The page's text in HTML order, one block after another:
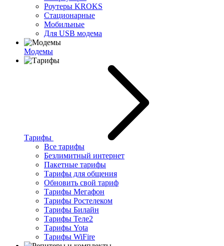
Роутеры KROKS
Стационарные
Мобильные
Для USB модема
Модемы
Тарифы
Все тарифы
Безлимитный интернет
Пакетные тарифы
Тарифы для общения
Обновить свой тариф
Тарифы Мегафон
Тарифы Ростелеком
Тарифы Билайн
Тарифы Теле2
Тарифы Yota
Тарифы WiFire